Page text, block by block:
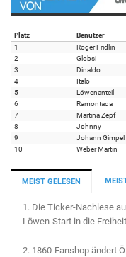
Platz Benutzer
1
Roger Fridlin
2
Globsi
3
Dinaldo
4
Italo
5
Löwenanteil
6
Ramontada
7
Martina Zepf
8
Johnny
9
Johann Gimpel
10
Weber Martin
MEIST GELESEN
1. Die Ticker-Nachlese
Löwen-Start in die Freiheit
2. 1860-Fanshop ändert